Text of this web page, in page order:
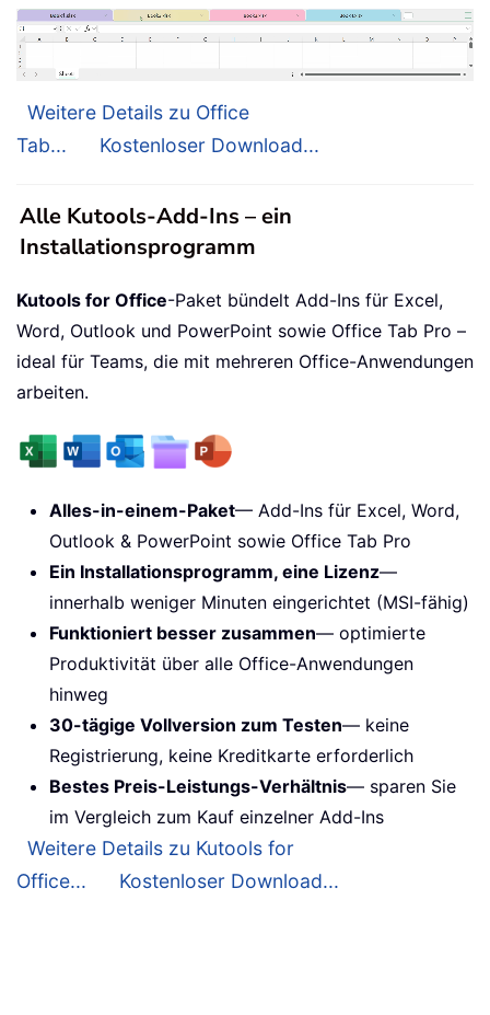
Weitere Details zu Office
Tab...
Kostenloser Download...
Alle Kutools-Add-Ins – ein
Installationsprogramm
Kutools for Office-Paket bündelt Add-Ins für Excel,
Word, Outlook und PowerPoint sowie Office Tab Pro –
ideal für Teams, die mit mehreren Office-Anwendungen
arbeiten.
Alles-in-einem-Paket— Add-Ins für Excel, Word,
Outlook & PowerPoint sowie Office Tab Pro
Ein Installationsprogramm, eine Lizenz—
innerhalb weniger Minuten eingerichtet (MSI-fähig)
Funktioniert besser zusammen— optimierte
Produktivität über alle Office-Anwendungen
hinweg
30-tägige Vollversion zum Testen— keine
Registrierung, keine Kreditkarte erforderlich
Bestes Preis-Leistungs-Verhältnis— sparen Sie
im Vergleich zum Kauf einzelner Add-Ins
Weitere Details zu Kutools for
Office...
Kostenloser Download...